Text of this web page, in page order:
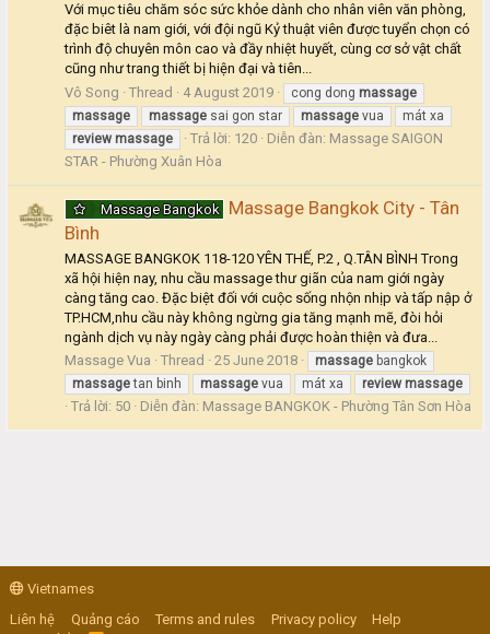
Với mục tiêu chăm sóc sức khỏe dành cho nhân viên văn phòng,
đặc biêt là nam giới, với đội ngũ Kỷ thuật viên được tuyển chọn có
trình độ chuyên môn cao và đầy nhiệt huyết, cùng cơ sở vật chất
cũng như trang thiết bị hiện đại và tiên...
Vô Song
Thread 4 August 2019 cong dong massage
massage
massage sai gon star massage vua
mát xa
review massage Trả lời: 120 Diễn đàn: Massage SAIGON
STAR - Phường Xuân Hòa
Massage Bangkok Massage Bangkok City - Tân
Bình
MASSAGE BANGKOK 118-120 YÊN THẾ, P.2 , Q.TÂN BÌNH Trong
xã hội hiện nay, nhu cầu massage thư giãn của nam giới ngày
càng tăng cao. Đặc biệt đối với cuộc sống nhộn nhịp và tấp nập ở
TP.HCM,nhu cầu này không ngừng gia tăng mạnh mẽ, đòi hỏi
ngành dịch vụ này ngày càng phải được hoàn thiện và đưa...
Massage Vua
Thread 25 June 2018 massage bangkok
massagetan binh massage vua mát xa review massage
Trả lời: 50 Diễn đàn: Massage BANGKOK - Phường Tân Sơn Hòa
Vietnames
Liên hệ
Quảng cáo Terms and rules Privacy policy
Help